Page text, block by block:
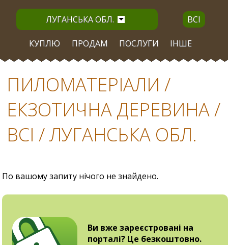
ЛУГАНСЬКА ОБЛ. ВСІ
КУПЛЮ ПРОДАМ ПОСЛУГИ ІНШЕ
ПИЛОМАТЕРІАЛИ /
ЕКЗОТИЧНА ДЕРЕВИНА /
ВСІ / ЛУГАНСЬКА ОБЛ.
По вашому запиту нічого не знайдено.
Ви вже зареєстровані на
порталі? Це безкоштовно.